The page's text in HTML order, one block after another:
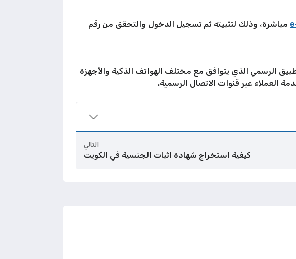
مباشرة، وذلك لتثبيته ثم تسجيل الدخول والتحقق من رقم
الرسمي الذي يتوافق مع مختلف الهواتف الذكية والأجهزة
العملاء عبر قنوات الاتصال الرسمية.
التالي
كيفية استخراج شهادة اثبات الجنسية في الكويت